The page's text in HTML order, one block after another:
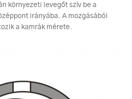
környezeti levegőt szív be a
irányába. A mozgásából
a kamrák mérete.